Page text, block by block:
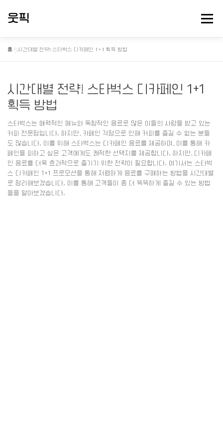
웃픽 메뉴
정보게시
홈 »시간대별 전략! 스타벅스 디카페인 1+1 획득 방법
시간대별 전략! 스타벅스 디카페인 1+1
획득 방법
스타벅스는 매력적인 메뉴와 독창적인 음료로 많은 이들의 사랑을 받고 있는
커피 전문점입니다. 하지만, 카페인 걱정으로 인해 커피를 즐길 수 없는 분들
도 많습니다. 이를 위해 스타벅스는 디카페인 음료를 제공하며, 이를 통해 카
페인을 피하고 싶은 고객에게도 쾌적한 선택지를 제공합니다. 하지만, 디카페
인 음료를 더욱 효과적으로 즐기기 위한 전략이 필요합니다. 여기서는 스타벅
스 디카페인 1+1 프로모션을 통해 저렴하게 음료를 구매하는 방법을 시간대별
로 정리해보겠습니다. 이를 통해 고객들이 좀 더 똑똑하게 즐길 수 있는 방법
들을 알아보겠습니다.